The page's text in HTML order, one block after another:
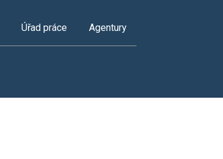
Úřad práce Agentury